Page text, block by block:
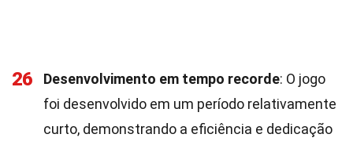
26 Desenvolvimento em tempo recorde: O jogo
foi desenvolvido em um período relativamente
curto, demonstrando a eficiência e dedicação